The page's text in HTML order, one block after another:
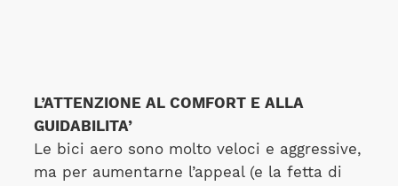
L’ATTENZIONE AL COMFORT E ALLA
GUIDABILITA’
Le bici aero sono molto veloci e aggressive,
ma per aumentarne l’appeal (e la fetta di